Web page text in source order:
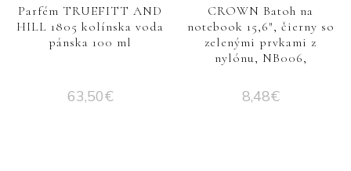
Parfém TRUEFITT AND
HILL 1805 kolínska voda
pánska 100 ml
63,50€
CROWN Batoh na
notebook 15,6″, čierny so
zelenými prvkami z
nylónu, NB006,
8,48€